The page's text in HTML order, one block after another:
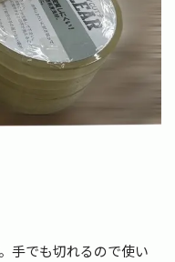
手でも切れるので使い